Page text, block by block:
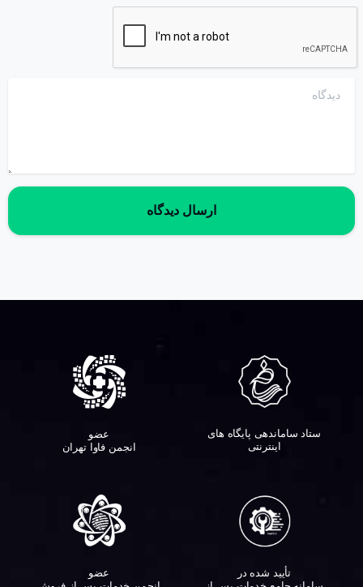
دیدگاه
ستاد ساماندهی پایگاه های
اینترنتی
عضو
انجمن فاوا تهران
تأیید شده در
عضو